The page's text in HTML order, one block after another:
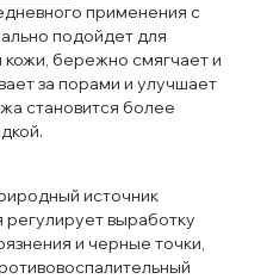
применения с
подойдет для
бережно смягчает и
за порами и улучшает
становится более
источник
регулирует выработку
и черные точки,